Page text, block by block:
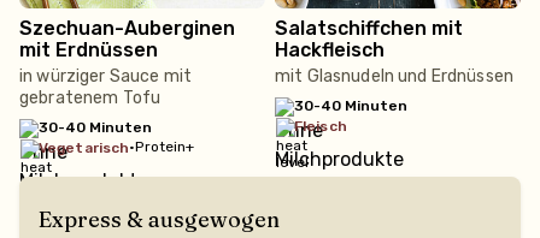
Szechuan-Auberginen
mit Erdnüssen
in würziger Sauce mit
gebratenem Tofu
30-40 Minuten
vegetarisch•Protein+
Salatschiffchen mit
Hackfleisch
mit Glasnudeln und Erdnüssen
30-40 Minuten
fleisch
Express & ausgewogen